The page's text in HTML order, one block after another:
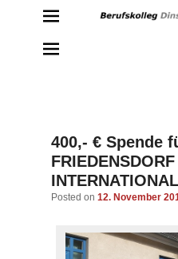
400,- € Spende
FRIEDENSDORF
INTERNATIONAL
Posted on 12. November